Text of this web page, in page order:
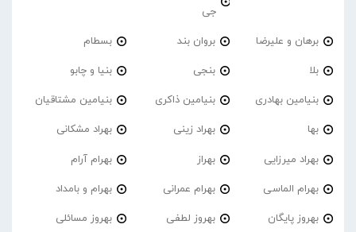
جی
برهان و علیرضا بروان بند بسطام
بلا بنجی بنیا و چابو
بنیامین بهادری بنیامین ذاکری بنیامین مشتاقیان
بها بهراد زینی بهراد مشکانی
بهراد میرزایی بهراز بهرام آرام
بهرام الماسی بهرام عمرانی بهرام و بامداد
بهروز پایگان بهروز لطفی بهروز مسائلی